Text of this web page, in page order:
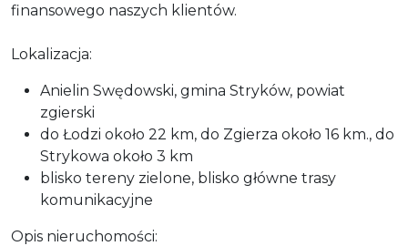
finansowego naszych klientów.
Lokalizacja:
Anielin Swędowski, gmina Stryków, powiat
zgierski
do Łodzi około 22 km, do Zgierza około 16 km., do
Strykowa około 3 km
blisko tereny zielone, blisko główne trasy
komunikacyjne
Opis nieruchomości: